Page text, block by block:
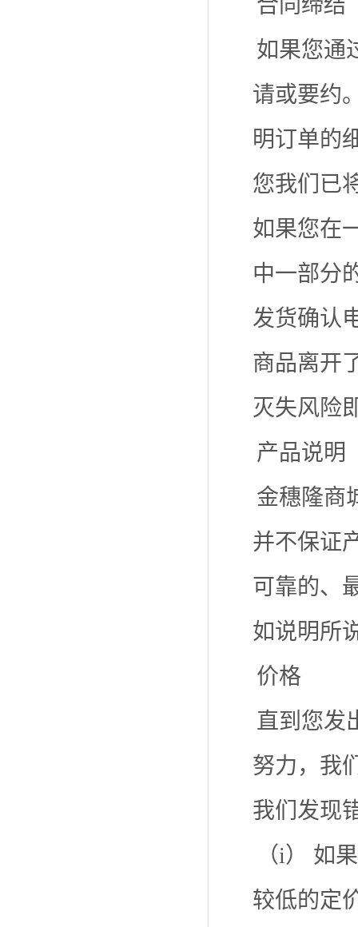
合同缔结
如果您通
请或要约
明订单的
您我们已
如果您在
中一部分
发货确认
商品离开
灭失风险
产品说明
金穗隆商
并不保证
可靠的、
如说明所
价格
直到您发
努力，我
我们发现
（i） 如
较低的定